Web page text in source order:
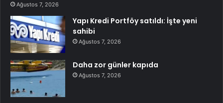
Ağustos 7, 2026
Yapı Kredi Portföy satıldı: İşte yeni
sahibi
Ağustos 7, 2026
Daha zor günler kapıda
Ağustos 7, 2026